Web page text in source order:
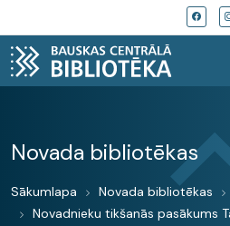
Novada bibliotēkas
Sākumlapa Novada bibliotēkas
Novadnieku tikšanās pasākums